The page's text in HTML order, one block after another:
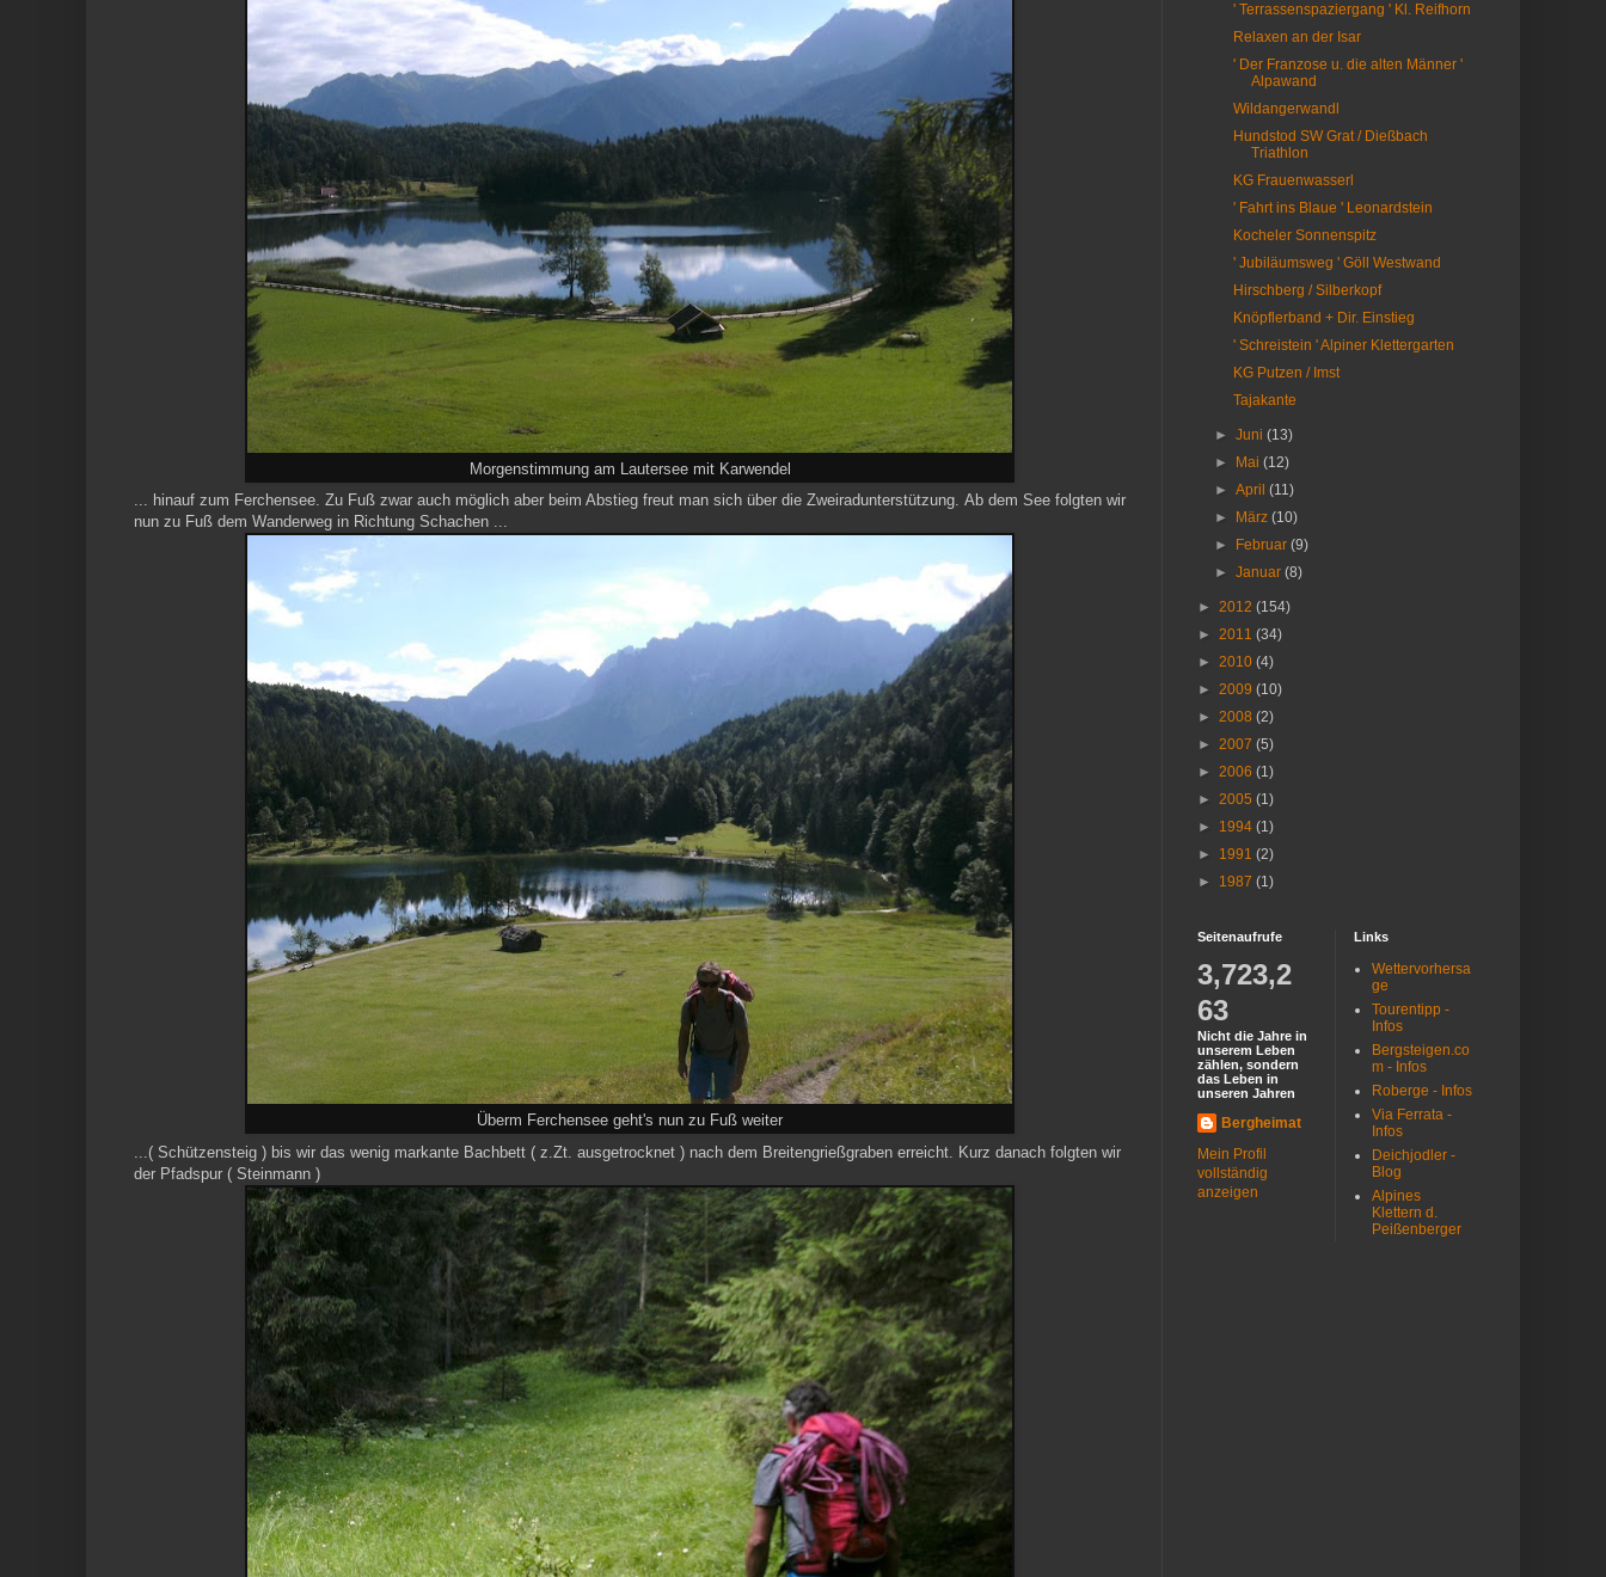
Morgenstimmung am Lautersee mit Karwendel
... hinauf zum Ferchensee. Zu Fuß zwar auch möglich aber beim Abstieg freut man sich über die Zweiradunterstützung. Ab dem See folgten wir
nun zu Fuß dem Wanderweg in Richtung Schachen ...
Überm Ferchensee geht's nun zu Fuß weiter
...( Schützensteig ) bis wir das wenig markante Bachbett ( z.Zt. ausgetrocknet ) nach dem Breitengrießgraben erreicht. Kurz danach folgten wir
der Pfadspur ( Steinmann )
' Terrassenspaziergang ' Kl. Reifhorn
Relaxen an der Isar
' Der Franzose u. die alten Männer '
Alpawand
Wildangerwandl
Hundstod SW Grat / Dießbach
Triathlon
KG Frauenwasserl
' Fahrt ins Blaue ' Leonardstein
Kocheler Sonnenspitz
' Jubiläumsweg ' Göll Westwand
Hirschberg / Silberkopf
Knöpflerband + Dir. Einstieg
' Schreistein ' Alpiner Klettergarten
KG Putzen / Imst
Tajakante
►Juni(13)
►
Mai(12)
►April(11)
►
März(10)
►
Februar(9)
►Januar(8)
► 2012 (154)
► 2011 (34)
► 2010 (4)
► 2009 (10)
► 2008 (2)
► 2007 (5)
► 2006 (1)
► 2005 (1)
► 1994 (1)
► 1991 (2)
► 1987 (1)
Seitenaufrufe
3,723,2
63
Nicht die Jahre in
unserem Leben
zählen, sondern
das Leben in
unseren Jahren
Bergheimat
Mein Profil
vollständig
anzeigen
Links
Wettervorhersa
ge
Tourentipp -
Infos
Bergsteigen.co
m - Infos
Roberge - Infos
Via Ferrata -
Infos
Deichjodler -
Blog
Alpines
Klettern d.
Peißenberger